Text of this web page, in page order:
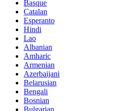
Basque
Catalan
Esperanto
Hindi
Lao
Albanian
Amharic
Armenian
Azerbaijani
Belarusian
Bengali
Bosnian
Bulgarian